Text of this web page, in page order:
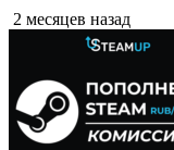
2 месяцев назад